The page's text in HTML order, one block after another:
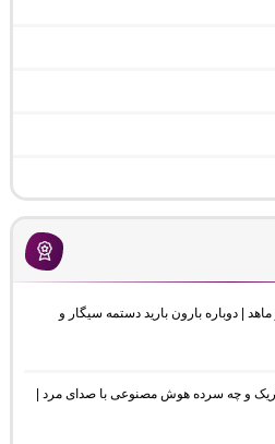
| دوباره بارون بارید دستمه سیگار و
و چه سرده هوش مصنوعی با صدای مرد |